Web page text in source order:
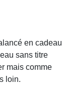
en cadeau
sans titre
mais comme
loin.